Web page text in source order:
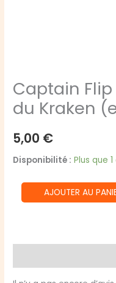
Captain
du Kraken
5,00 €
Disponibilité : Plus que
quantité
de
Dans
AJOUTER AU